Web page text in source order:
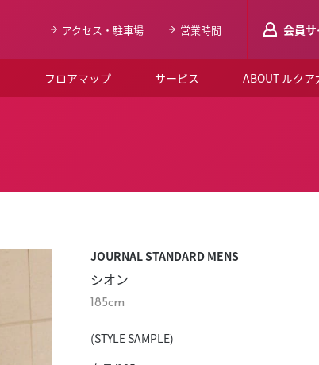
アクセス・駐車場 営業時間 会員
フロアマップ サービス ABOUT ルクア
JOURNAL STANDARD MENS
シオン
185cm
(STYLE SAMPLE)